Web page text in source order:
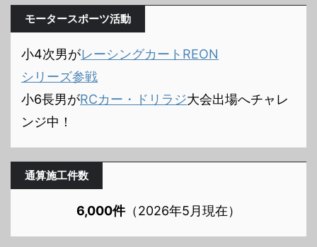
モータースポーツ活動
小4次男がレーシングカートREON
シリーズ参戦
小6長男がRCカー・ドリラジ大会出場へチャレ
ンジ中！
通算施工件数
6,000件（2026年5月現在）